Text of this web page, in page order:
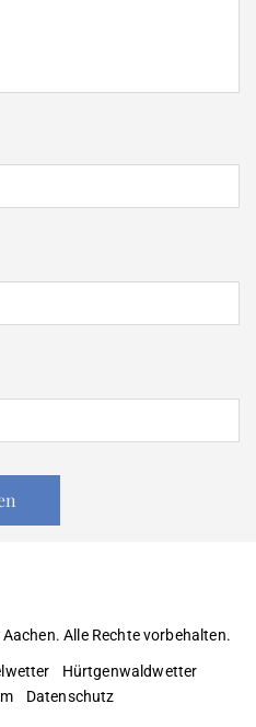
Alle Rechte vorbehalten.
Hürtgenwaldwetter
Datenschutz